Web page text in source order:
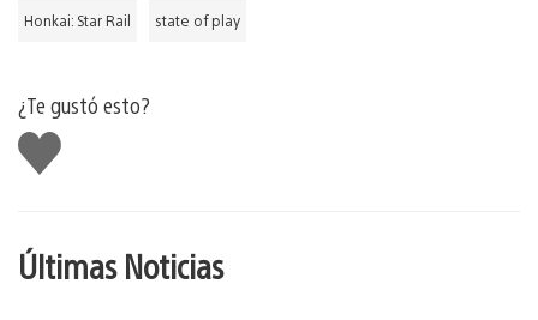
Honkai: Star Rail state of play
¿Te gustó esto?
Me
gusta
Últimas Noticias